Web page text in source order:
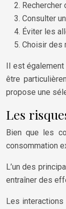
Consulter
Éviter les
Choisir des
Il est
être
propose une
Les
Bien que les
consommation
L’un des
entraîner des
Les interactions